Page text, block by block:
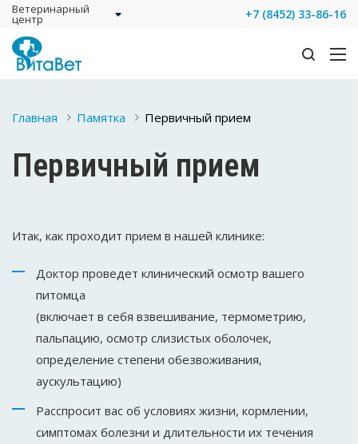
Ветеринарный
центр +7 (8452) 33-86-16
Главная Памятка Первичный прием
Первичный прием
Итак, как проходит прием в нашей клинике:
Доктор проведет клинический осмотр вашего
питомца
(включает в себя взвешивание, термометрию,
пальпацию, осмотр слизистых оболочек,
определение степени обезвоживания,
аускультацию)
Расспросит вас об условиях жизни, кормлении,
симптомах болезни и длительности их течения